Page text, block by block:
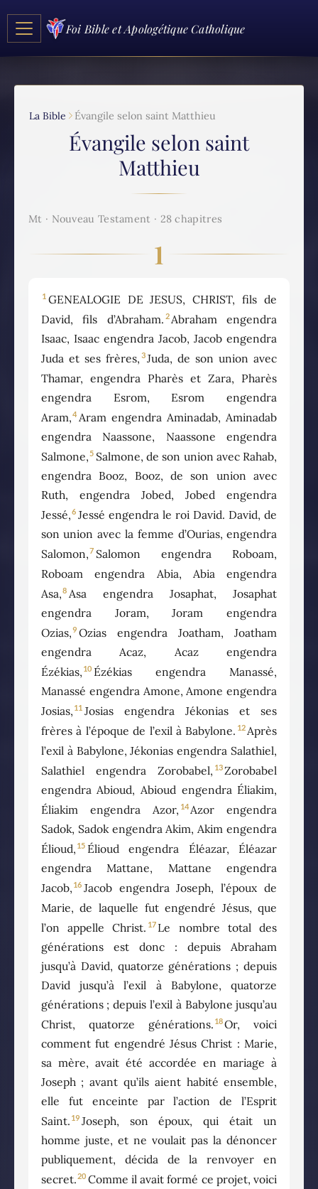
Foi Bible et Apologétique Catholique
La Bible Évangile selon saint Matthieu
Évangile selon saint
Matthieu
Mt · Nouveau Testament · 28 chapitres
1
1 GENEALOGIE DE JESUS, CHRIST, fils de
David, fils d’Abraham. 2Abraham engendra
Isaac, Isaac engendra Jacob, Jacob engendra
Juda et ses frères, 3Juda, de son union avec
Thamar, engendra Pharès et Zara, Pharès
engendra Esrom, Esrom engendra
Aram,4 Aram engendra Aminadab, Aminadab
engendra Naassone, Naassone engendra
Salmone,5 Salmone, de son union avec Rahab,
engendra Booz, Booz, de son union avec
Ruth, engendra Jobed, Jobed engendra
Jessé,6 Jessé engendra le roi David. David, de
son union avec la femme d’Ourias, engendra
Salomon,7 Salomon engendra Roboam,
Roboam engendra Abia, Abia engendra
Asa,8 Asa engendra Josaphat, Josaphat
engendra Joram, Joram engendra
Ozias,9 Ozias engendra Joatham, Joatham
engendra Acaz, Acaz engendra
Ézékias, 10 Ézékias engendra Manassé,
Manassé engendra Amone, Amone engendra
Josias, 11 Josias engendra Jékonias et ses
frères à l’époque de l’exil à Babylone. 12Après
l’exil à Babylone, Jékonias engendra Salathiel,
Salathiel engendra Zorobabel, 13Zorobabel
engendra Abioud, Abioud engendra Éliakim,
Éliakim engendra Azor, 14Azor engendra
Sadok, Sadok engendra Akim, Akim engendra
Élioud, 15 Élioud engendra Éléazar, Éléazar
engendra Mattane, Mattane engendra
Jacob, 16 Jacob engendra Joseph, l’époux de
Marie, de laquelle fut engendré Jésus, que
l’on appelle Christ. 17 Le nombre total des
générations est donc : depuis Abraham
jusqu’à David, quatorze générations ; depuis
David jusqu’à l’exil à Babylone, quatorze
générations ; depuis l’exil à Babylone jusqu’au
Christ, quatorze générations. 18Or, voici
comment fut engendré Jésus Christ : Marie,
sa mère, avait été accordée en mariage à
Joseph ; avant qu’ils aient habité ensemble,
elle fut enceinte par l’action de l’Esprit
Saint. 19 Joseph, son époux, qui était un
homme juste, et ne voulait pas la dénoncer
publiquement, décida de la renvoyer en
secret.20 Comme il avait formé ce projet, voici